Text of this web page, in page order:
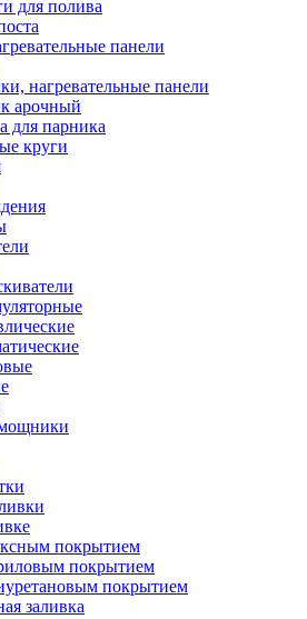
для полива
панели
нагревательные панели
арочный
для парника
круги
покрытием
покрытием
покрытием
заливка